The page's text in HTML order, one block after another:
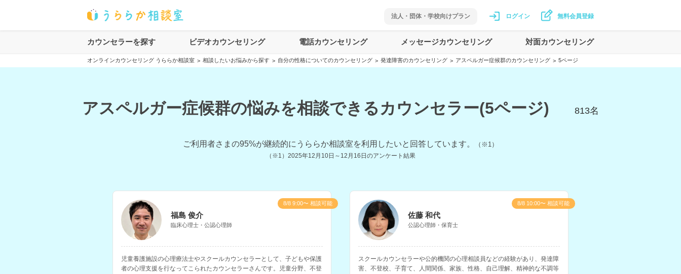
法人・団体・学校向けプラン ログイン 無料会員登録
カウンセラーを探す ビデオカウンセリング 電話カウンセリング メッセージカウンセリング 対面カウンセリング
オンラインカウンセリング うららか相談室 > 相談したいお悩みから探す > 自分の性格についてのカウンセリング > 発達障害のカウンセリング > アスペルガー症候群のカウンセリング > 5ページ
アスペルガー症候群の悩みを相談できるカウンセラー(5ページ) 813名
ご利用者さまの95%が継続的にうららか相談室を利用したいと回答しています。 （※1）
（※1） 2025年12月10日～12月16日 のアンケート結果
福島 俊介
臨床心理士・公認心理師
児童養護施設の心理療法士やスクールカウンセラーとして、子どもや保護
者の心理支援を行なってこられたカウンセラーさんです。児童分野、不登
8/8 9:00〜 相談可能
佐藤 和代
公認心理師・保育士
スクールカウンセラーや公的機関の心理相談員などの経験があり、発達障
害、不登校、子育て、人間関係、家族、性格、自己理解、精神的な不調等
8/8 10:00〜 相談可能